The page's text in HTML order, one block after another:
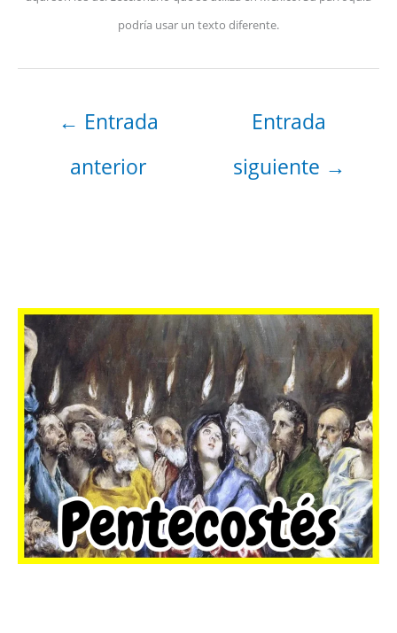
podría usar un texto diferente.
← Entrada
anterior
Entrada
siguiente →